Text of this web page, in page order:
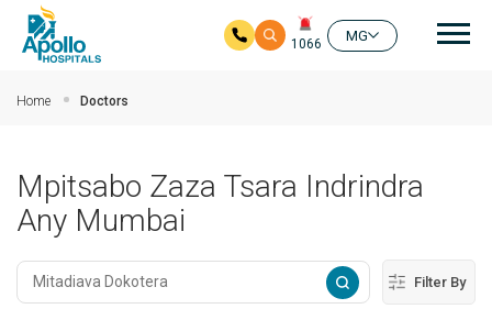
1066
MG
Home Doctors
Mpitsabo Zaza Tsara Indrindra
Any Mumbai
Filter By